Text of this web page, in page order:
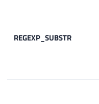
REGEXP_SUBSTR